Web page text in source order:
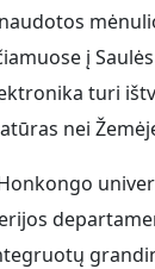
į
turi
nei